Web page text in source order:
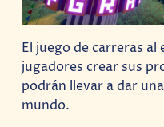
El juego de carreras
jugadores crear sus
podrán llevar a dar
mundo.